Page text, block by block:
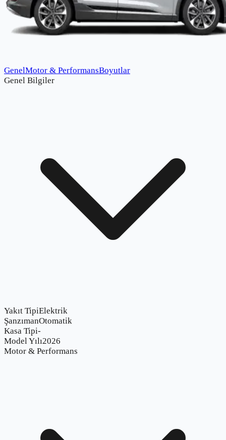
GenelMotor & PerformansBoyutlar
Genel Bilgiler
Yakıt TipiElektrik
ŞanzımanOtomatik
Kasa Tipi-
Model Yılı2026
Motor & Performans